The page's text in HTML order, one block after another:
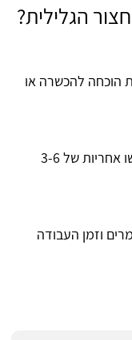
הגלילית?
הוכחה להכשרה או
- גם לתיקון קטן דרשו אחריות של 3-6
וזמן העבודה